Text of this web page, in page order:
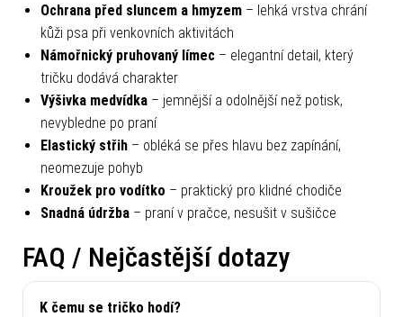
Ochrana před sluncem a hmyzem – lehká vrstva chrání
kůži psa při venkovních aktivitách
Námořnický pruhovaný límec – elegantní detail, který
tričku dodává charakter
Výšivka medvídka – jemnější a odolnější než potisk,
nevybledne po praní
Elastický střih – obléká se přes hlavu bez zapínání,
neomezuje pohyb
Kroužek pro vodítko – praktický pro klidné chodiče
Snadná údržba – praní v pračce, nesušit v sušičce
FAQ / Nejčastější dotazy
K čemu se tričko hodí?